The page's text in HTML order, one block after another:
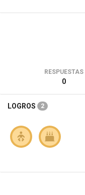
RESPUESTAS
0
LOGROS 2